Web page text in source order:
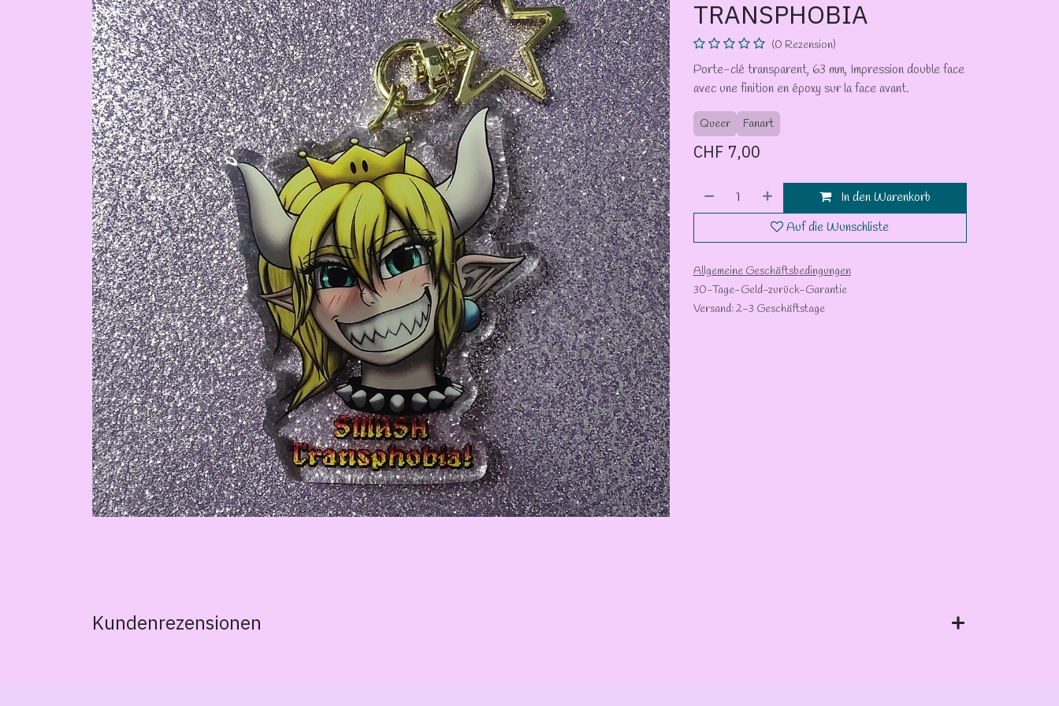
TRANSPHOBIA
(0 Rezension)
Porte-clé transparent, 63 mm, Impression double face
avec une finition en époxy sur la face avant.
Queer Fanart
CHF 7,00
In den Warenkorb
Auf die Wunschliste
Allgemeine Geschäftsbedingungen
30-Tage-Geld-zurück-Garantie
Versand: 2-3 Geschäftstage
Kundenrezensionen